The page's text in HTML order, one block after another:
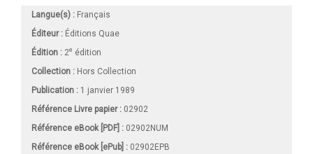
Langue(s) : Français
Éditeur : Éditions Quae
Édition : 2e édition
Collection : Hors Collection
Publication : 1 janvier 1989
Référence Livre papier : 02902
Référence eBook [PDF] : 02902NUM
Référence eBook [ePub] : 02902EPB